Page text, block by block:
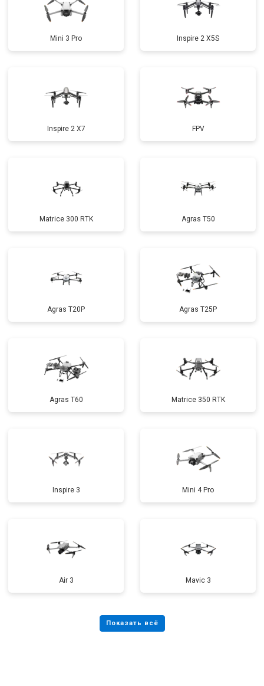
Mini 3 Pro Inspire 2 X5S
Inspire 2 X7 FPV
Matrice 300 RTK Agras T50
Agras T20P Agras T25P
Agras T60 Matrice 350 RTK
Inspire 3 Mini 4 Pro
Air 3 Mavic 3